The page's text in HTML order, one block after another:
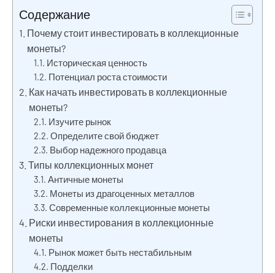
Содержание
Почему стоит инвестировать в коллекционные
монеты?
Историческая ценность
Потенциал роста стоимости
Как начать инвестировать в коллекционные
монеты?
Изучите рынок
Определите свой бюджет
Выбор надежного продавца
Типы коллекционных монет
Античные монеты
Монеты из драгоценных металлов
Современные коллекционные монеты
Риски инвестирования в коллекционные
монеты
Рынок может быть нестабильным
Подделки